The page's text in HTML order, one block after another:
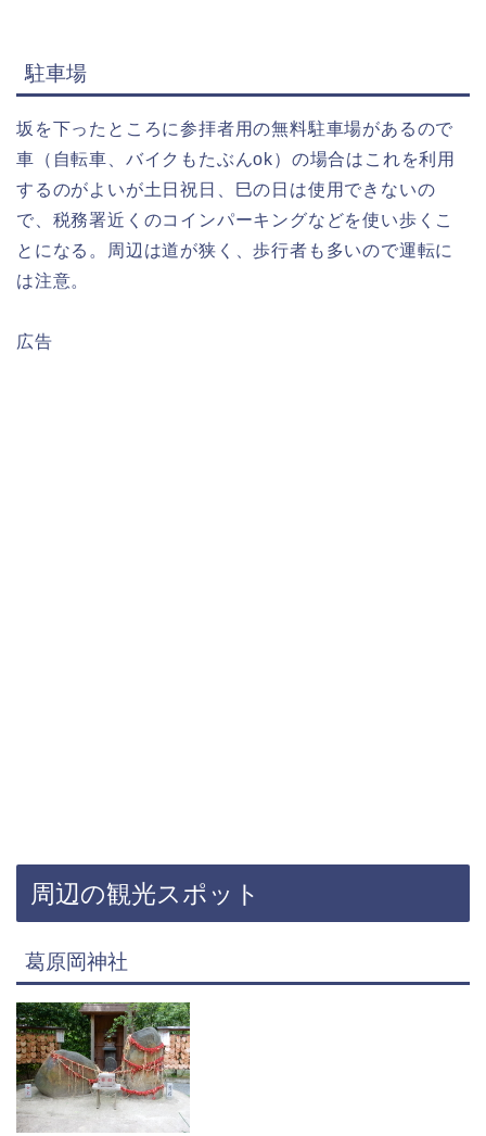
駐車場
坂を下ったところに参拝者用の無料駐車場があるので
車（自転車、バイクもたぶんok）の場合はこれを利用
するのがよいが土日祝日、巳の日は使用できないの
で、税務署近くのコインパーキングなどを使い歩くこ
とになる。周辺は道が狭く、歩行者も多いので運転に
は注意。
広告
周辺の観光スポット
葛原岡神社